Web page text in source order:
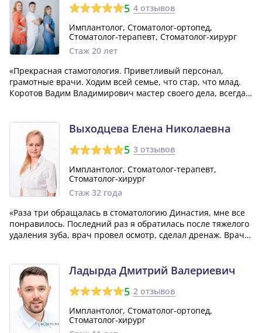
5 4 отзывов
Имплантолог, Стоматолог-ортопед,
Стоматолог-терапевт, Стоматолог-хирург
Стаж 20 лет
«Прекрасная стамотология. Приветливый персонал,
грамотные врачи. Ходим всей семье, что стар, что млад.
Коротов Вадим Владимирович мастер своего дела, всегда
Выходцева Елена Николаевна
5 3 отзывов
Имплантолог, Стоматолог-терапевт,
Стоматолог-хирург
Стаж 32 года
«Раза три обращалась в стоматологию Династия, мне все
понравилось. Последний раз я обратилась после тяжелого
удаления зуба, врач провел осмотр, сделал дренаж. Врач
Проконсультировала, дала реко...»
Ладырда Дмитрий Валериевич
5 2 отзывов
Имплантолог, Стоматолог-ортопед,
Стоматолог-хирург